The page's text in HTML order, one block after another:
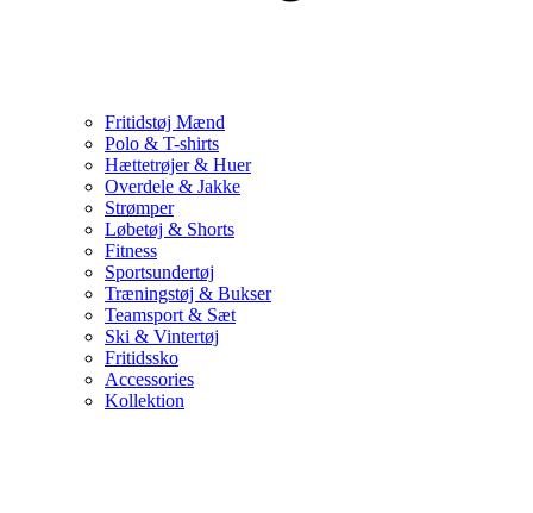
Fritidstøj Mænd
Polo & T-shirts
Hættetrøjer & Huer
Overdele & Jakke
Strømper
Løbetøj & Shorts
Fitness
Sportsundertøj
Træningstøj & Bukser
Teamsport & Sæt
Ski & Vintertøj
Fritidssko
Accessories
Kollektion